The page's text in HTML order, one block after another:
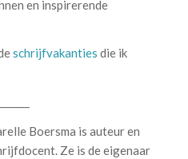
en inspirerende
schrijfvakanties die ik
Boersma is auteur en
Ze is de eigenaar